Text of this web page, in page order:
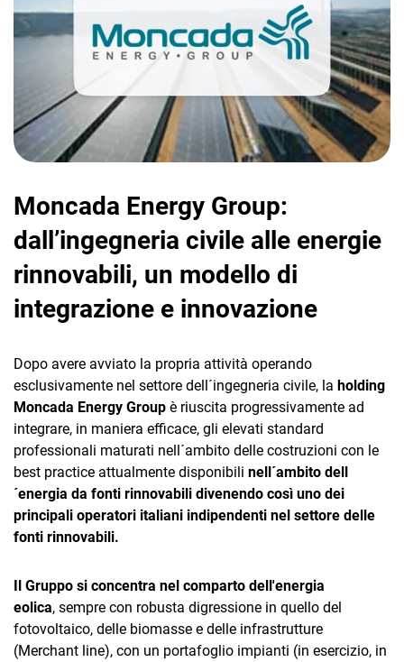
CRM
Email Marketing
Fatturazione
Financial Solutions
Trust Services
TeamSystem Corporate
TeamSystem Store
Moncada Energy Group:
dall’ingegneria civile alle energie
rinnovabili, un modello di
integrazione e innovazione
Dopo avere avviato la propria attività operando
esclusivamente nel settore dell´ingegneria civile, la holding
Moncada Energy Group è riuscita progressivamente ad
integrare, in maniera efficace, gli elevati standard
professionali maturati nell´ambito delle costruzioni con le
best practice attualmente disponibili nell´ambito dell
´energia da fonti rinnovabili divenendo così uno dei
principali operatori italiani indipendenti nel settore delle
fonti rinnovabili.
Il Gruppo si concentra nel comparto dell'energia
eolica, sempre con robusta digressione in quello del
fotovoltaico, delle biomasse e delle infrastrutture
(Merchant line), con un portafoglio impianti (in esercizio, in